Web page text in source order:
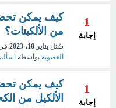
1
إجابة
كيف يمكن
من الألكينات؟
سُئل يناير 10، 2023
العضوية بواسطة
1
إجابة
كيف يمكن
الألكيل من